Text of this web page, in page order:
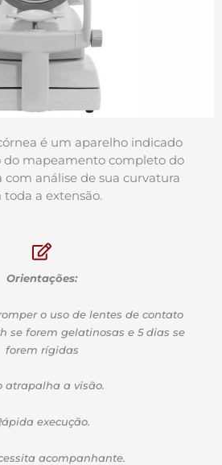
é um aparelho indicado
do mapeamento completo do
com análise de sua curvatura
toda a extensão.
Orientações:
o uso de lentes de contato
se forem gelatinosas e 5 dias se
forem rígidas
atrapalha a visão.
execução.
acompanhante.